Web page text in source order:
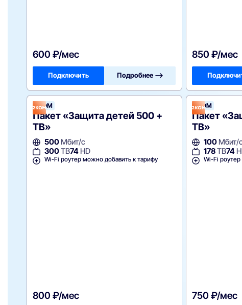
600 ₽/мес
Подключить Подробнее —>
850 ₽/мес
2КОМ
Пакет «Защита детей 500 +
ТВ»
500Мбит/с
300ТВ74HD
Wi-Fi роутер можно добавить к тарифу
800 ₽/мес
2КОМ
Пакет
ТВ»
100Мбит/
178ТВ74
Wi-Fi
750 ₽/мес